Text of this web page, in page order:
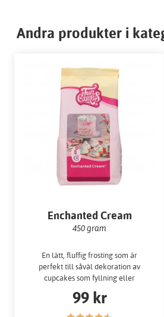
Andra produkter i
Enchanted Cream
450 gram
En lätt, fluffig frosting som är
perfekt till såväl dekoration av
cupcakes som fyllning eller
täckning av tårtor! Blanda endast
99 kr